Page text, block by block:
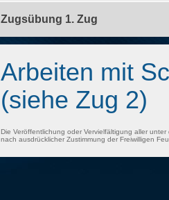
Zugsübung 1. Zug
Arbeiten mit
(siehe Zug 2)
Die Veröffentlichung oder Vervielfältigung aller
nach ausdrücklicher Zustimmung der Freiwilligen